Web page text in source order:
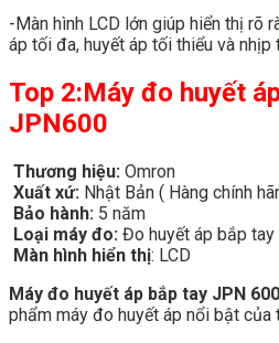
-Màn hình LCD lớn giúp hiển thị rõ
áp tối đa, huyết áp tối thiểu và nhịp
Top 2:Máy đo huyết
JPN600
Thương hiệu: Omron
Xuất xứ: Nhật Bản ( Hàng chính
Bảo hành: 5 năm
Loại máy đo: Đo huyết áp bắp tay
Màn hình hiển thị: LCD
Máy đo huyết áp bắp tay JPN 600
phẩm máy đo huyết áp nổi bật của